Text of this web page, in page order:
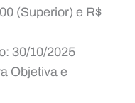
(Superior) e R$
30/10/2025
Objetiva e